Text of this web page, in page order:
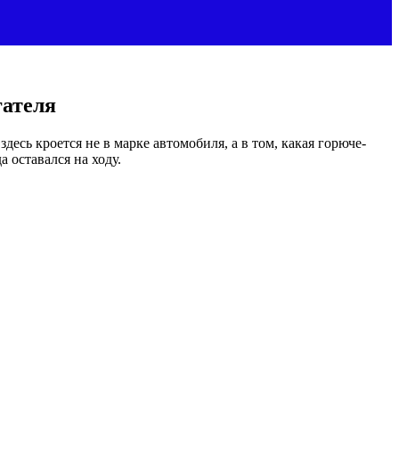
кроется не в марке автомобиля, а в том, какая горюче-
оставался на ходу.